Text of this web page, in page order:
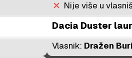
close Nije više u
Dacia Duster
Vlasnik: Dražen